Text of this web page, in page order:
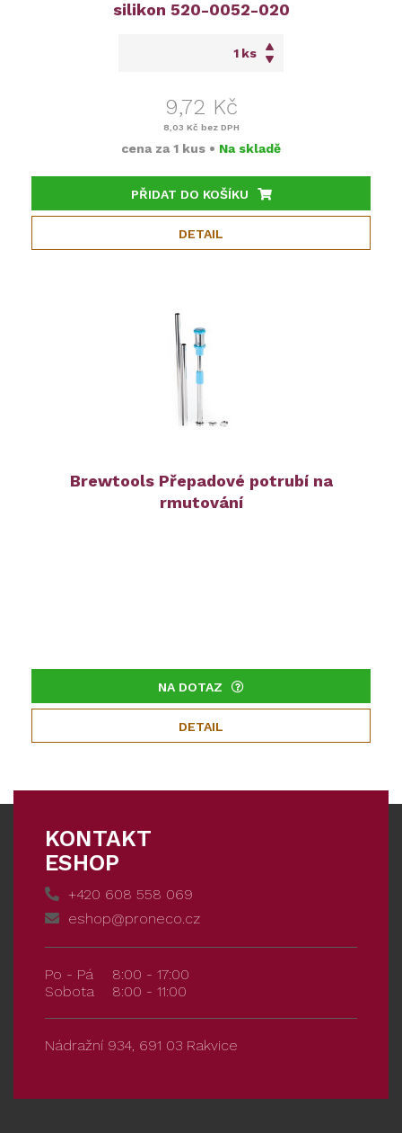
silikon 520-0052-020
ks
9,72 Kč
8,03 Kč bez DPH
cena za 1 kus • Na skladě
PŘIDAT DO KOŠÍKU
DETAIL
Brewtools Přepadové potrubí na
rmutování
NA DOTAZ
DETAIL
KONTAKT
ESHOP
+420 608 558 069
eshop@proneco.cz
Po - Pá
8:00 - 17:00
Sobota
8:00 - 11:00
Nádražní 934, 691 03 Rakvice